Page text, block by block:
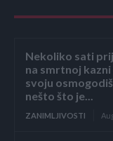
Nekoliko sati
na smrtnoj
svoju
nešto što je...
ZANIMLJIVOSTI